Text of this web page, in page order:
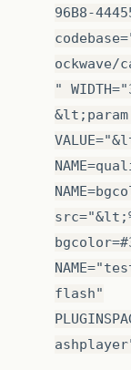
96B8-
"
&lt;param
flash"